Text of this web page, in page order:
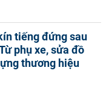
tiếng đứng sau
phụ xe, sửa đồ
thương hiệu